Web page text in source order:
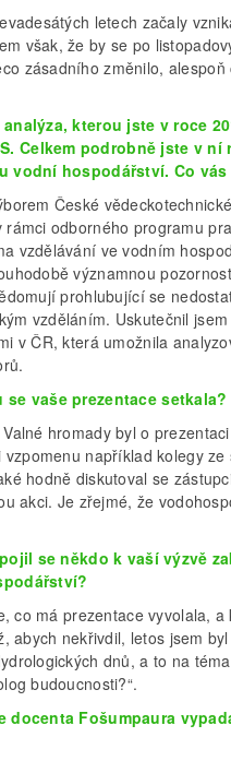
letech začaly
však, že by se po
zásadního změnilo,
kterou jste v roce
Celkem podrobně jste v
vodní hospodářství. Co
České
rámci odborného programu
vzdělávání ve vodním
významnou
prohlubující se
vzděláním. Uskutečnil
v ČR, která umožnila
se vaše prezentace setkala?
hromady byl o
vzpomenu například kolegy
hodně diskutoval se
akci. Je zřejmé, že
se někdo k vaší výzvě
co má prezentace vyvolala,
abych nekřivdil, letos jsem
dnů, a to na
budoucnosti?“.
docenta Fošumpaura